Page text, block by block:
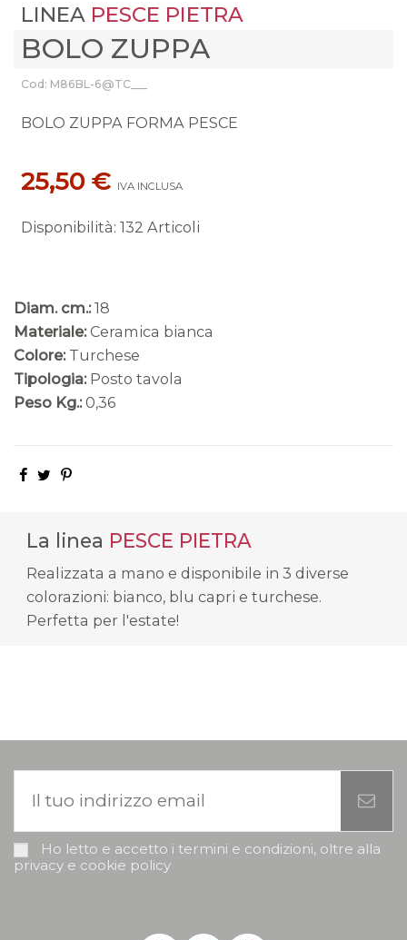
LINEA PESCE PIETRA
BOLO ZUPPA
Cod: M86BL-6@TC___
BOLO ZUPPA FORMA PESCE
25,50 € IVA INCLUSA
Disponibilità: 132 Articoli
Diam. cm.: 18
Materiale: Ceramica bianca
Colore: Turchese
Tipologia: Posto tavola
Peso Kg.: 0,36
La linea PESCE PIETRA
Realizzata a mano e disponibile in 3 diverse
colorazioni: bianco, blu capri e turchese.
Perfetta per l'estate!
Ho letto e accetto i termini e condizioni, oltre alla
privacy e cookie policy